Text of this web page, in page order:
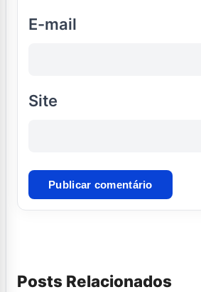
E-mail
Site
Posts Relacionados